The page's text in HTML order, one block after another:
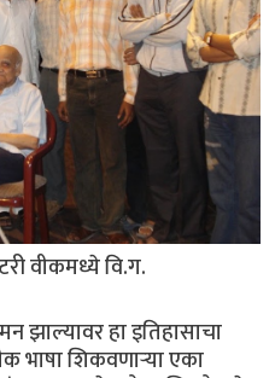
वि.ग.
हा इतिहासाचा
भाषा शिकवणार्‍या एका